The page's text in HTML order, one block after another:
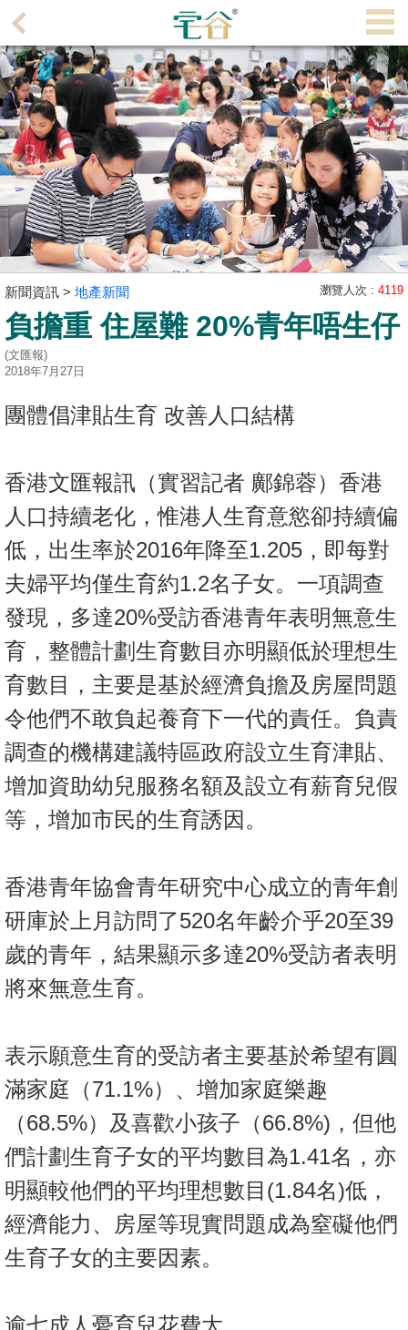
理
主
頁
搵
樓/
成
交
業
放
盤
宅
按
地
產
客
地
產
新
聞
數
據
公
佈
置
手
冊
關
於
我
新聞資訊 > 地產新聞 瀏覽人次 : 4119
負擔重 住屋難 20%青年唔生仔
(文匯報)
2018年7月27日
團體倡津貼生育 改善人口結構
香港文匯報訊（實習記者 鄺錦蓉）香港
人口持續老化，惟港人生育意慾卻持續偏
低，出生率於2016年降至1.205，即每對
夫婦平均僅生育約1.2名子女。一項調查
發現，多達20%受訪香港青年表明無意生
育，整體計劃生育數目亦明顯低於理想生
育數目，主要是基於經濟負擔及房屋問題
令他們不敢負起養育下一代的責任。負責
調查的機構建議特區政府設立生育津貼、
增加資助幼兒服務名額及設立有薪育兒假
等，增加市民的生育誘因。
香港青年協會青年研究中心成立的青年創
研庫於上月訪問了520名年齡介乎20至39
歲的青年，結果顯示多達20%受訪者表明
將來無意生育。
表示願意生育的受訪者主要基於希望有圓
滿家庭（71.1%）、增加家庭樂趣
（68.5%）及喜歡小孩子（66.8%)，但他
們計劃生育子女的平均數目為1.41名，亦
明顯較他們的平均理想數目(1.84名)低，
經濟能力、房屋等現實問題成為窒礙他們
生育子女的主要因素。
逾七成人憂育兒花費大